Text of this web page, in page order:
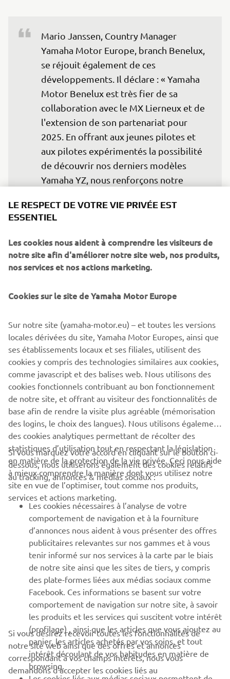
Mario Janssen, Country Manager
Yamaha Motor Europe, branch Benelux,
se réjouit également de ces
développements. Il déclare : « Yamaha
Motor Benelux est très fier de sa
collaboration avec le MX Lierneux et de
l'extension de son partenariat pour
2025. En offrant aux jeunes pilotes et
aux pilotes expérimentés la possibilité
de découvrir nos derniers modèles
Yamaha YZ, nous renforçons notre
motocross. Nous nous réjouissons de
travailler avec nos partenaires MX
Lierneux et Anquety Motorsport pour
renforcer non seulement l'avenir du
circuit, mais aussi celui du sport.».
Découvrez tous les modèlesOff Road Competition, YZ-
Yamaha.
En savoir plus sur la formation et la location viaMX
Lierneux.
CORPORATE
BUSINESS
PLUS YAMAHA
SUPPORT
NEWSLETTER
Découvrez en exclusivité les dernières offres, les événements
spéciaux, les nouveautés et bien plus encore
S'ABONNER
LE RESPECT DE VOTRE VIE PRIVÉE EST
ESSENTIEL
Les cookies nous aident à comprendre les visiteurs de
notre site afin d'améliorer notre site web, nos produits,
nos services et nos actions marketing.
Cookies sur le site de Yamaha Motor Europe
Sur notre site (yamaha-motor.eu) – et toutes les versions
locales dérivées du site, Yamaha Motor Europes, ainsi que
ses établissements locaux et ses filiales, utilisent des
cookies y compris des technologies similaires aux cookies,
comme javascript et des balises web. Nous utilisons des
cookies fonctionnels contribuant au bon fonctionnement
de notre site, et offrant au visiteur des fonctionnalités de
base afin de rendre la visite plus agréable (mémorisation
des logins, le choix des langues). Nous utilisons également
des cookies analytiques permettant de récolter des
statistiques d’utilisation tout en respectant la législation
en matière de la protection de la vie privée. Ceci nous aide
à mieux comprendre la manière dont vous utilisez notre
site en vue de l’optimiser, tout comme nos produits,
services et actions marketing.
Si vous marquez votre accord en cliquant sur le bouton ci-
dessous, nous utiliserons également des cookies relatifs
au tracking, annonces & médias sociaux :
Les cookies nécessaires à l’analyse de votre
comportement de navigation et à la fourniture
d’annonces nous aident à vous présenter des offres
publicitaires relevantes sur nos gammes et à vous
tenir informé sur nos services à la carte par le biais
de notre site ainsi que les sites de tiers, y compris
des plate-formes liées aux médias sociaux comme
Facebook. Ces informations se basent sur votre
comportement de navigation sur notre site, à savoir
les produits et les services qui suscitent votre intérêt
(profilage) , ainsi que les articles que vous ajoutez au
panier, les articles achetés par vos soins, et tout
intérêt découlant de vos habitudes en matière de
browsing.
Si vous désirez recevoir toutes les fonctionnalités de
notre site web ainsi que des offres et annonces
correspondant à vos champs intérêts, nous vous
demandons d’accepter les cookies liés au